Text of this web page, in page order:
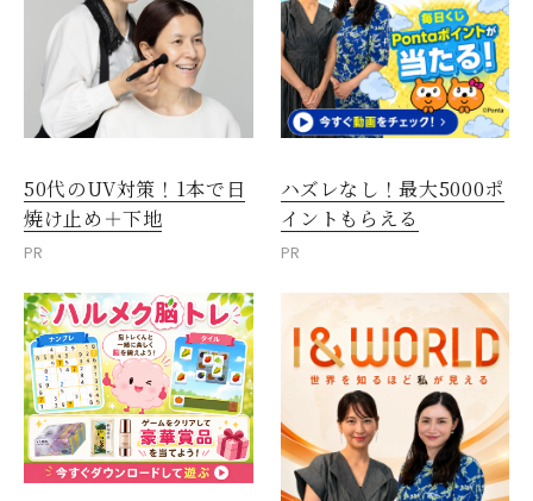
50代のUV対策！1本で日
焼け止め＋下地
PR
ハズレなし！最大5000ポ
イントもらえる
PR